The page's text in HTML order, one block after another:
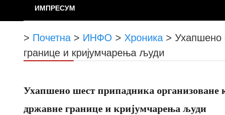
ИМПРЕСУМ
> Почетна > ИНФО > Хроника > Ухапшено
границе и кријумчарења људи
Ухапшено шест припадника организоване
државне границе и кријумчарења људи